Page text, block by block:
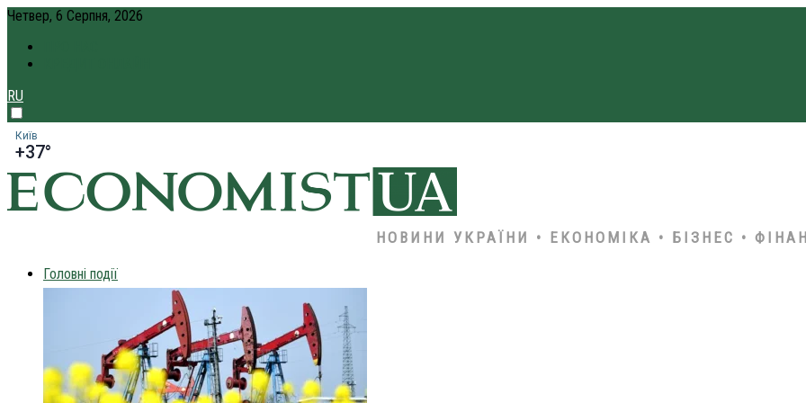
Четвер, 6 Серпня, 2026
RU
Київ
+37°
НОВИНИ УКРАЇНИ • ЕКОНОМІКА • БІЗНЕС •
Головні події